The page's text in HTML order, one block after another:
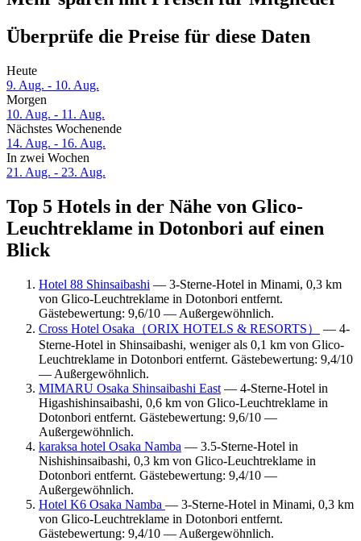
Überprüfe die Preise für diese Daten
Heute
9. Aug. - 10. Aug.
Morgen
10. Aug. - 11. Aug.
Nächstes Wochenende
14. Aug. - 16. Aug.
In zwei Wochen
21. Aug. - 23. Aug.
Top 5 Hotels in der Nähe von Glico-
Leuchtreklame in Dotonbori auf einen
Blick
Hotel 88 Shinsaibashi — 3-Sterne-Hotel in Minami, 0,3 km
von Glico-Leuchtreklame in Dotonbori entfernt.
Gästebewertung: 9,6/10 — Außergewöhnlich.
Cross Hotel Osaka（ORIX HOTELS & RESORTS）
— 4-
Sterne-Hotel in Shinsaibashi, weniger als 0,1 km von Glico-
Leuchtreklame in Dotonbori entfernt. Gästebewertung: 9,4/10
— Außergewöhnlich.
MIMARU Osaka Shinsaibashi East — 4-Sterne-Hotel in
Higashishinsaibashi, 0,6 km von Glico-Leuchtreklame in
Dotonbori entfernt. Gästebewertung: 9,6/10 —
Außergewöhnlich.
karaksa hotel Osaka Namba — 3.5-Sterne-Hotel in
Nishishinsaibashi, 0,3 km von Glico-Leuchtreklame in
Dotonbori entfernt. Gästebewertung: 9,4/10 —
Außergewöhnlich.
Hotel K6 Osaka Namba — 3-Sterne-Hotel in Minami, 0,3 km
von Glico-Leuchtreklame in Dotonbori entfernt.
Gästebewertung: 9,4/10 — Außergewöhnlich.